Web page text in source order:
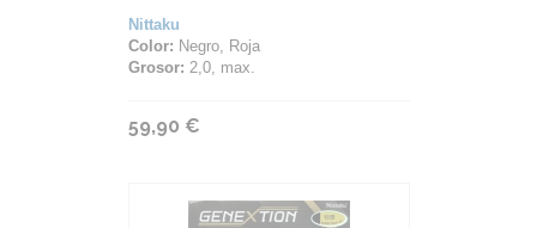
Nittaku
Color: Negro, Roja
Grosor: 2,0, max.
59,90 €